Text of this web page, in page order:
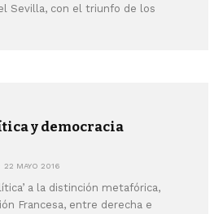
Sevilla, con el triunfo de los
y democracia
22 MAYO 2016
a la distinción metafórica,
Francesa, entre derecha e